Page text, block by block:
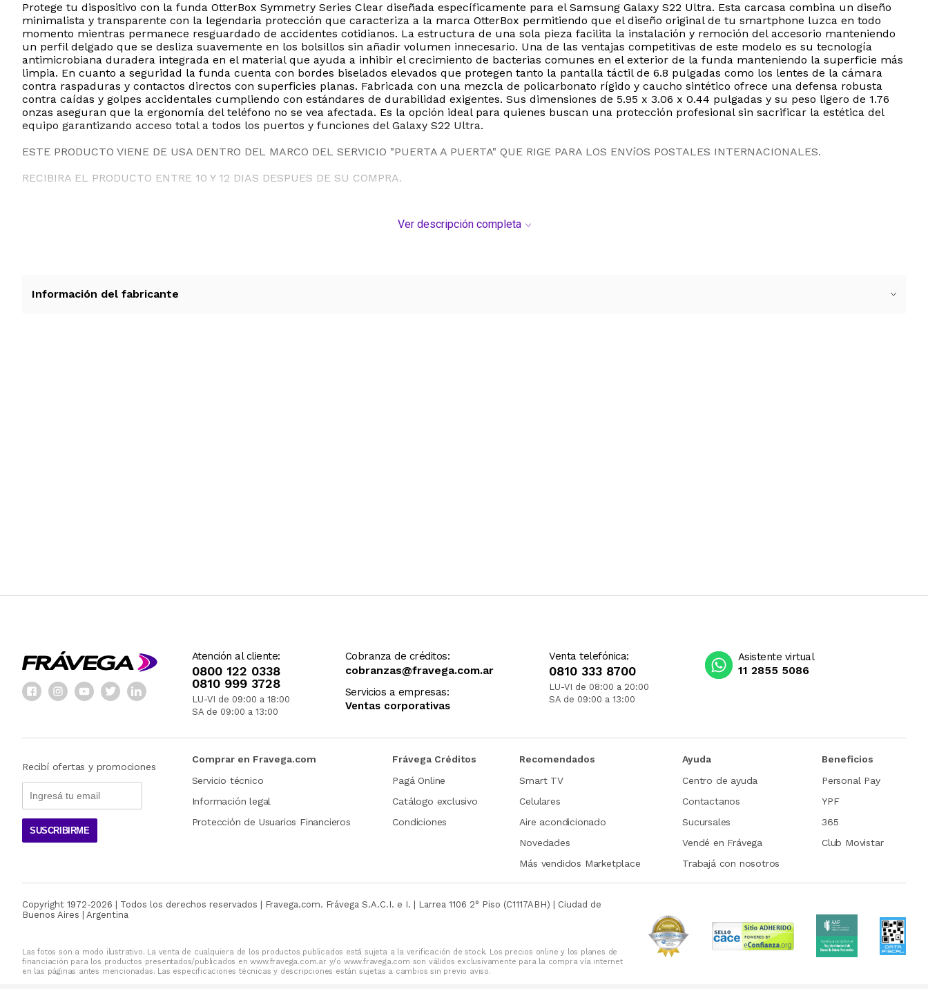
Protege tu dispositivo con la funda OtterBox Symmetry Series Clear diseñada específicamente para el Samsung Galaxy S22 Ultra. Esta carcasa combina un diseño
minimalista y transparente con la legendaria protección que caracteriza a la marca OtterBox permitiendo que el diseño original de tu smartphone luzca en todo
momento mientras permanece resguardado de accidentes cotidianos. La estructura de una sola pieza facilita la instalación y remoción del accesorio manteniendo
un perfil delgado que se desliza suavemente en los bolsillos sin añadir volumen innecesario. Una de las ventajas competitivas de este modelo es su tecnología
antimicrobiana duradera integrada en el material que ayuda a inhibir el crecimiento de bacterias comunes en el exterior de la funda manteniendo la superficie más
limpia. En cuanto a seguridad la funda cuenta con bordes biselados elevados que protegen tanto la pantalla táctil de 6.8 pulgadas como los lentes de la cámara
contra raspaduras y contactos directos con superficies planas. Fabricada con una mezcla de policarbonato rígido y caucho sintético ofrece una defensa robusta
contra caídas y golpes accidentales cumpliendo con estándares de durabilidad exigentes. Sus dimensiones de 5.95 x 3.06 x 0.44 pulgadas y su peso ligero de 1.76
onzas aseguran que la ergonomía del teléfono no se vea afectada. Es la opción ideal para quienes buscan una protección profesional sin sacrificar la estética del
equipo garantizando acceso total a todos los puertos y funciones del Galaxy S22 Ultra.
ESTE PRODUCTO VIENE DE USA DENTRO DEL MARCO DEL SERVICIO "PUERTA A PUERTA" QUE RIGE PARA LOS ENVíOS POSTALES INTERNACIONALES.
RECIBIRA EL PRODUCTO ENTRE 10 Y 12 DIAS DESPUES DE SU COMPRA.
Ver descripción completa
Información del fabricante
Atención al cliente:
0800 122 0338
0810 999 3728
LU-VI de 09:00 a 18:00
SA de 09:00 a 13:00
Cobranza de créditos:
cobranzas@fravega.com.ar
Servicios a empresas:
Ventas corporativas
Venta telefónica:
0810 333 8700
LU-VI de 08:00 a 20:00
SA de 09:00 a 13:00
Asistente virtual
11 2855 5086
Recibí ofertas y promociones
SUSCRIBIRME
Comprar en Fravega.com
Servicio técnico
Información legal
Protección de Usuarios Financieros
Frávega Créditos
Pagá Online
Catálogo exclusivo
Condiciones
Recomendados
Smart TV
Celulares
Aire acondicionado
Novedades
Más vendidos Marketplace
Ayuda
Centro de ayuda
Contactanos
Sucursales
Vendé en Frávega
Trabajá con nosotros
Beneficios
Personal Pay
YPF
365
Club Movistar
Copyright 1972-2026 | Todos los derechos reservados | Fravega.com. Frávega S.A.C.I. e I. | Larrea 1106 2° Piso (C1117ABH) | Ciudad de
Buenos Aires | Argentina
Las fotos son a modo ilustrativo. La venta de cualquiera de los productos publicados está sujeta a la verificación de stock. Los precios online y los planes de
financiación para los productos presentados/publicados en www.fravega.com.ar y/o www.fravega.com son válidos exclusivamente para la compra vía internet
en las páginas antes mencionadas. Las especificaciones técnicas y descripciones están sujetas a cambios sin previo aviso.